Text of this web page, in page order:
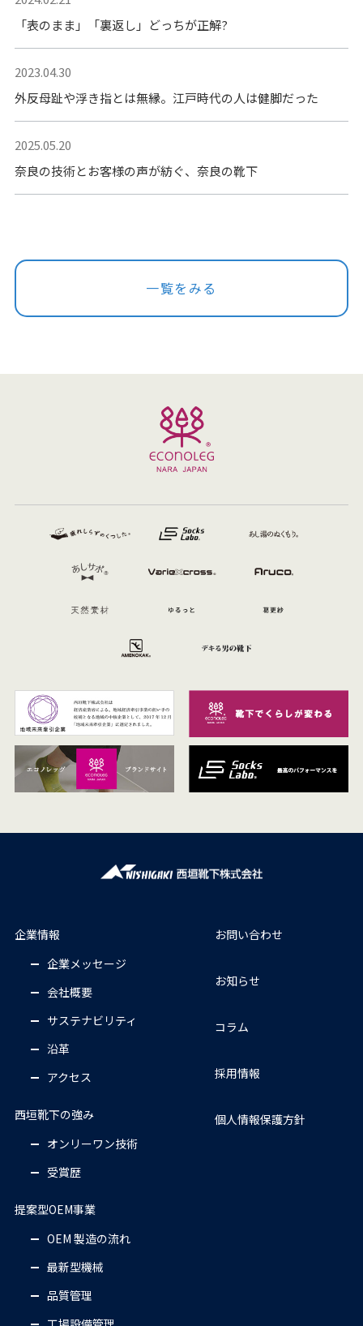
「表のまま」「裏返し」どっちが正解?
2023.04.30
外反母趾や浮き指とは無縁。江戸時代の人は健脚だった
2025.05.20
奈良の技術とお客様の声が紡ぐ、奈良の靴下
一覧をみる
企業情報
企業メッセージ
会社概要
サステナビリティ
沿革
アクセス
西垣靴下の強み
オンリーワン技術
受賞歴
提案型OEM事業
OEM 製造の流れ
最新型機械
品質管理
お問い合わせ
お知らせ
コラム
採用情報
個人情報保護方針